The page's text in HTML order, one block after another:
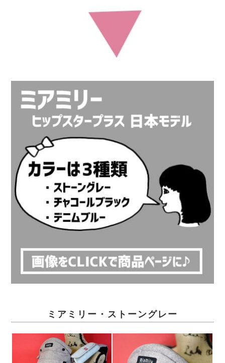
ミアミリー・ストーングレー